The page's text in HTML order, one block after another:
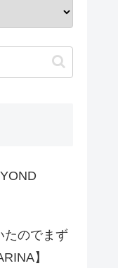
たのでまず
】